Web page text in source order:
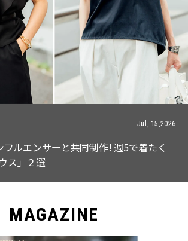
Jul, 15,2026
フルエンサーと共同制作! 週5で着たく
ス」２選
MAGAZINE